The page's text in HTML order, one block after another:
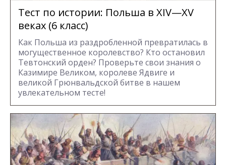
Тест по истории: Польша в XIV—XV
веках (6 класс)
Как Польша из раздробленной превратилась в
могущественное королевство? Кто остановил
Тевтонский орден? Проверьте свои знания о
Казимире Великом, королеве Ядвиге и
великой Грюнвальдской битве в нашем
увлекательном тесте!